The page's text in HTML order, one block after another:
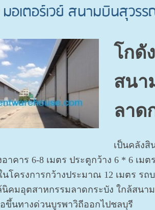
มอเตอร์เวย์ สนามบินสุ
โกดั
สนา
ลาด
เป็นคลังสิ
าคาร 6-8 เมตร ประตูกว้าง 6 * 6 เ
นโครงการกว้างประมาณ 12 เมตร
นิคมอุตสาหกรรมลาดกระบัง ใกล้สน
อขึ้นทางด่วนบูรพาวิถีออกไปชลบุรี